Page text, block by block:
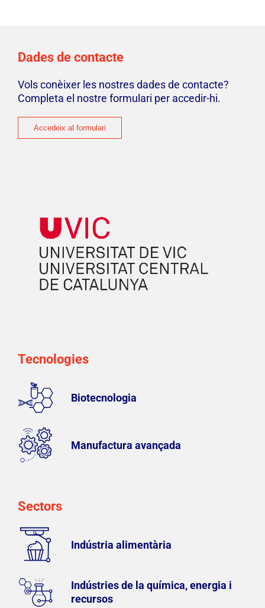
Dades de contacte
Vols conèixer les nostres dades de contacte?
Completa el nostre formulari per accedir-hi.
Accedeix al formulari
Tecnologies
Biotecnologia
Manufactura avançada
Sectors
Indústria alimentària
Indústries de la química, energia i
recursos